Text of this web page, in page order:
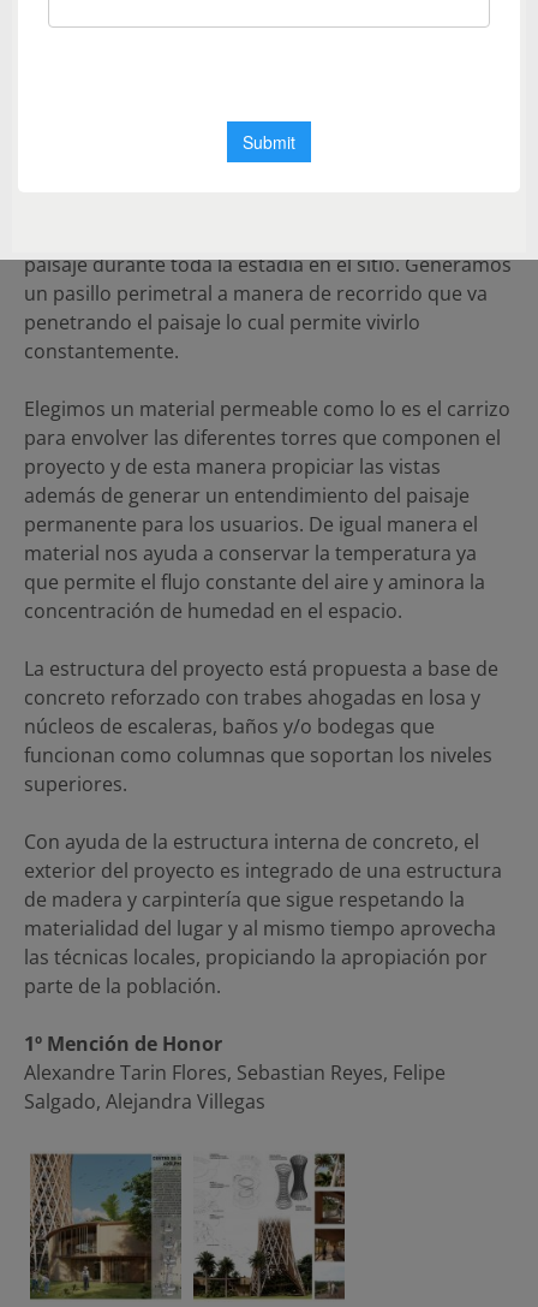
esto, hay un interés por conservar el contexto y
Traducimos esta idea a un proyecto arquitectónico
que se separa del suelo y reduce al máximo su huella
paisaje durante toda la estadía en el sitio. Generamos
un pasillo perimetral a manera de recorrido que va
penetrando el paisaje lo cual permite vivirlo
constantemente.
Elegimos un material permeable como lo es el carrizo
para envolver las diferentes torres que componen el
proyecto y de esta manera propiciar las vistas
además de generar un entendimiento del paisaje
permanente para los usuarios. De igual manera el
material nos ayuda a conservar la temperatura ya
que permite el flujo constante del aire y aminora la
concentración de humedad en el espacio.
La estructura del proyecto está propuesta a base de
concreto reforzado con trabes ahogadas en losa y
núcleos de escaleras, baños y/o bodegas que
funcionan como columnas que soportan los niveles
superiores.
Con ayuda de la estructura interna de concreto, el
exterior del proyecto es integrado de una estructura
de madera y carpintería que sigue respetando la
materialidad del lugar y al mismo tiempo aprovecha
las técnicas locales, propiciando la apropiación por
parte de la población.
1º Mención de Honor
Alexandre Tarin Flores, Sebastian Reyes, Felipe
Salgado, Alejandra Villegas